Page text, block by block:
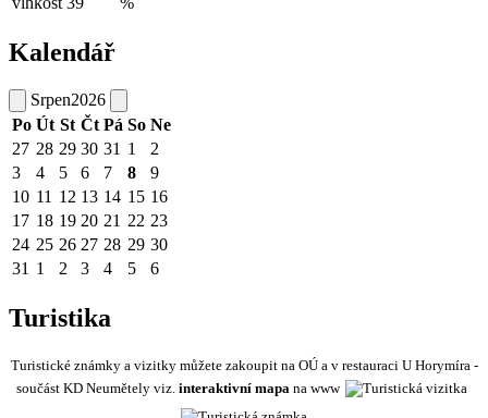
Kalendář
Srpen2026
Po Út St Čt Pá So Ne
27 28 29 30 31 1
2
3
4 5 6 7 8
9
10 11 12 13 14 15 16
17 18 19 20 21 22 23
24 25 26 27 28 29 30
31 1 2 3 4 5 6
Turistika
Turistické známky a vizitky můžete zakoupit na OÚ a v restauraci U Horymíra -
součást KD Neumětely viz. interaktivní mapa na www